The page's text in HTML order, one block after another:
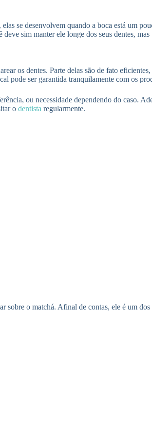
se desenvolvem quando a boca está um
sim manter ele longe dos seus dentes,
os dentes. Parte delas são de fato
pode ser garantida tranquilamente com os
ou necessidade dependendo do caso.
o dentista regularmente.
o matchá. Afinal de contas, ele é um